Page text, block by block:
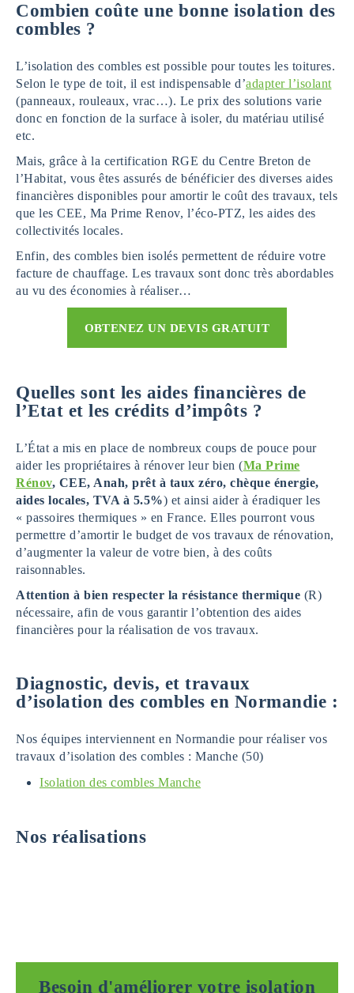
Combien coûte une bonne isolation des
combles ?
L’isolation des combles est possible pour toutes les toitures.
Selon le type de toit, il est indispensable d’adapter l’isolant
(panneaux, rouleaux, vrac…). Le prix des solutions varie
donc en fonction de la surface à isoler, du matériau utilisé
etc.
Mais, grâce à la certification RGE du Centre Breton de
l’Habitat, vous êtes assurés de bénéficier des diverses aides
financières disponibles pour amortir le coût des travaux, tels
que les CEE, Ma Prime Renov, l’éco-PTZ, les aides des
collectivités locales.
Enfin, des combles bien isolés permettent de réduire votre
facture de chauffage. Les travaux sont donc très abordables
au vu des économies à réaliser…
OBTENEZ UN DEVIS GRATUIT
Quelles sont les aides financières de
l’Etat et les crédits d’impôts ?
L’État a mis en place de nombreux coups de pouce pour
aider les propriétaires à rénover leur bien (Ma Prime
Rénov, CEE, Anah, prêt à taux zéro, chèque énergie,
aides locales, TVA à 5.5%) et ainsi aider à éradiquer les
« passoires thermiques » en France. Elles pourront vous
permettre d’amortir le budget de vos travaux de rénovation,
d’augmenter la valeur de votre bien, à des coûts
raisonnables.
Attention à bien respecter la résistance thermique (R)
nécessaire, afin de vous garantir l’obtention des aides
financières pour la réalisation de vos travaux.
Diagnostic, devis, et travaux
d’isolation des combles en Normandie :
Nos équipes interviennent en Normandie pour réaliser vos
travaux d’isolation des combles : Manche (50)
Isolation des combles Manche
Nos réalisations
Besoin d'améliorer votre isolation